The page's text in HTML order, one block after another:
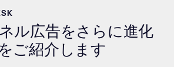
ル広告をさらに進化
ご紹介します